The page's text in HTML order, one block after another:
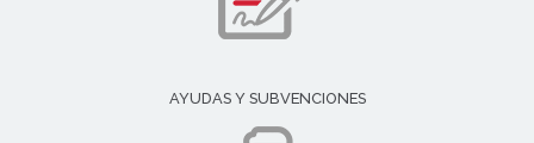
AYUDAS Y SUBVENCIONES